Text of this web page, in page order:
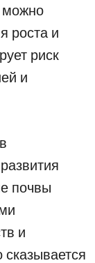
можно
роста и
риск
и
почвы
и
сказывается